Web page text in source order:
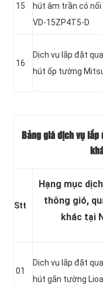
15
hút âm trần có
VD-15ZP4T5-D
16
Dịch vụ lắp đặt
hút ốp tường
Bảng giá dịch vụ
Stt
Hạng mục
thông gió,
khác tại
01
Dịch vụ lắp đặt
hút gắn tường